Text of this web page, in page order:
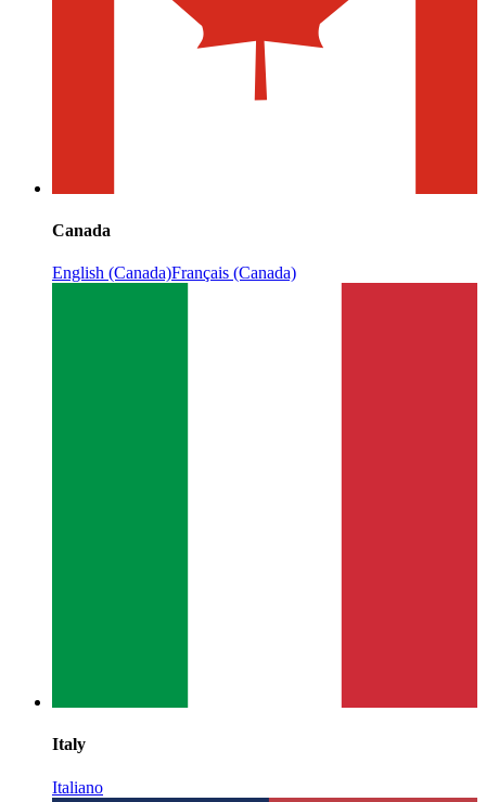
Canada
English (Canada)Français (Canada)
Italy
Italiano